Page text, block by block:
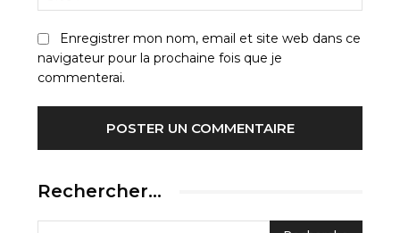
Enregistrer mon nom, email et site web dans ce
navigateur pour la prochaine fois que je
commenterai.
Rechercher…